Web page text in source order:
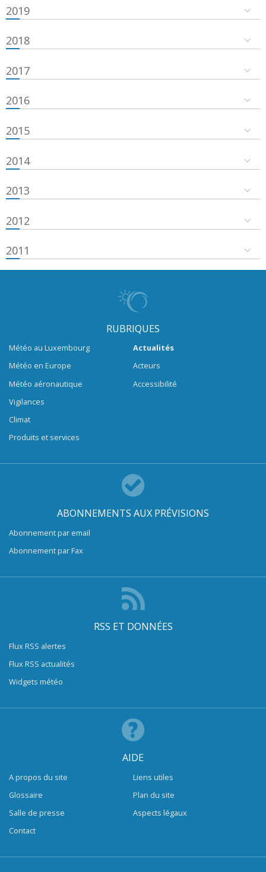
2019
2018
2017
2016
2015
2014
2013
2012
2011
RUBRIQUES
Météo au Luxembourg
Météo en Europe
Météo aéronautique
Vigilances
Climat
Produits et services
Actualités
Acteurs
Accessibilité
ABONNEMENTS AUX PRÉVISIONS
Abonnement par email
Abonnement par Fax
RSS ET DONNÉES
Flux RSS alertes
Flux RSS actualités
Widgets météo
AIDE
A propos du site
Glossaire
Salle de presse
Contact
Liens utiles
Plan du site
Aspects légaux